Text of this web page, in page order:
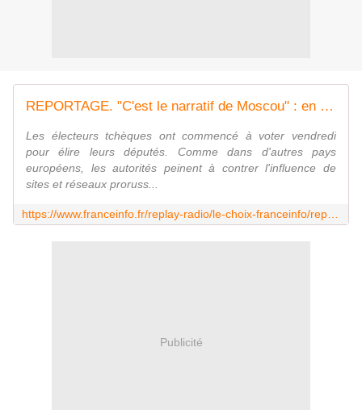
REPORTAGE. "C'est le narratif de Moscou" : en République tchèque, le spectre de la désinformation prorusse plane sur les élections
Les électeurs tchèques ont commencé à voter vendredi
pour élire leurs députés. Comme dans d'autres pays
européens, les autorités peinent à contrer l'influence de
sites et réseaux proruss...
Publicité